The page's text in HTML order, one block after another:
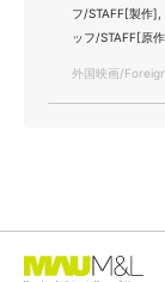
フ/STAFF[製作
ッフ/STAFF[原
外国映画/